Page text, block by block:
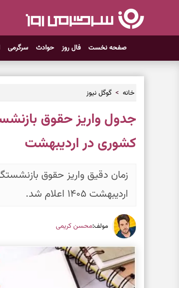
صفحه نخست فال روز حوادث سرگرمی
خانه گوگل نیوز
جدول واریز حقوق
کشوری در اردیبهشت
زمان دقیق واریز حقوق
اردیبهشت ۱۴۰۵ اعلام شد.
مولف:محسن کریمی